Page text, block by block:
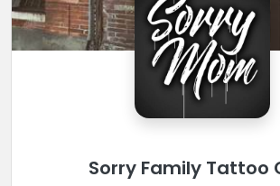
Sorry Family Tattoo